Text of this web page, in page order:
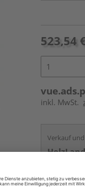
523,54
inkl. MwSt.
Verkauf
Services